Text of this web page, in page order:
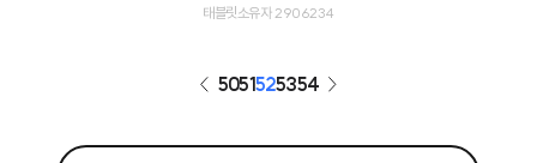
태블릿소유자 2906234
5051525354